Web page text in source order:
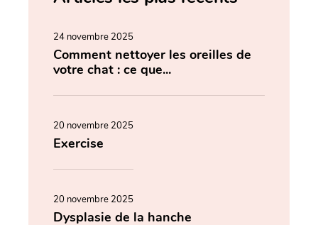
24 novembre 2025
Comment nettoyer les oreilles de
votre chat : ce que...
20 novembre 2025
Exercise
20 novembre 2025
Dysplasie de la hanche